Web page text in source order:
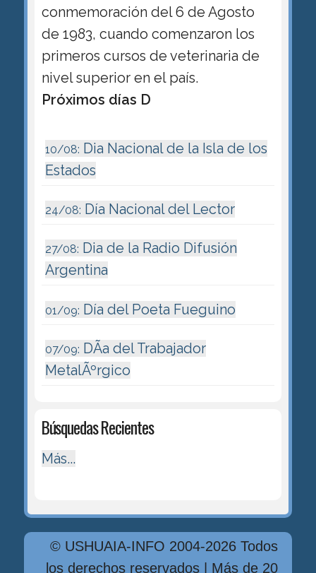
conmemoración del 6 de Agosto
de 1983, cuando comenzaron los
primeros cursos de veterinaria de
nivel superior en el país.
Próximos días D
10/08: Dia Nacional de la Isla de los
Estados
24/08: Día Nacional del Lector
27/08: Dia de la Radio Difusión
Argentina
01/09: Día del Poeta Fueguino
07/09: DÃ­a del Trabajador
MetalÃºrgico
Búsquedas Recientes
Más...
© USHUAIA-INFO 2004-2026 Todos
los derechos reservados | Más de 20